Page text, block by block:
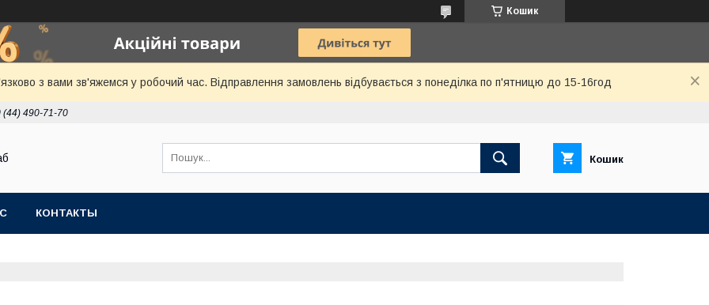
Кошик
з вами зв'яжемся у робочий час. Відправлення замовлень відбувається з понеділка по п'ятницю до 15-16год
(44) 490-71-70
Кошик
КОНТАКТЫ